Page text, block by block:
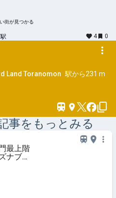
街が見つかる
4
0
Land Toranomon 駅から231 m
事をもっとみる
最上階
ナブル